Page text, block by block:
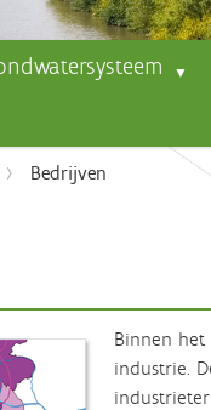
Bedrijven
Binnen het
industrie.